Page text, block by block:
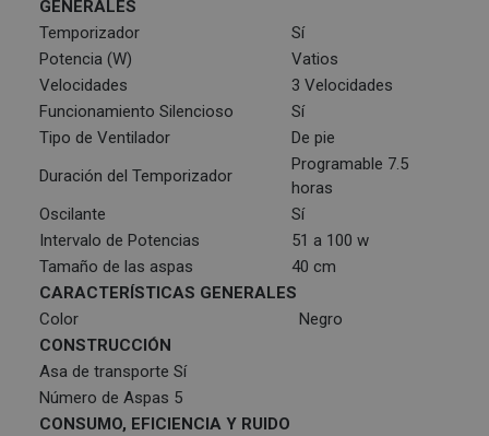
GENERALES
Temporizador
Sí
Potencia (W)
Vatios
Velocidades
3 Velocidades
Funcionamiento Silencioso
Sí
Tipo de Ventilador
De pie
Duración del Temporizador
Programable 7.5
horas
Oscilante
Sí
Intervalo de Potencias
51 a 100 w
Tamaño de las aspas
40 cm
CARACTERÍSTICAS GENERALES
Color
Negro
CONSTRUCCIÓN
Asa de transporte Sí
Número de Aspas 5
CONSUMO, EFICIENCIA Y RUIDO